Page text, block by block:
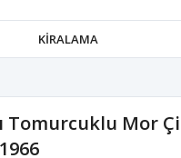
KİRALAMA
Tomurcuklu Mor